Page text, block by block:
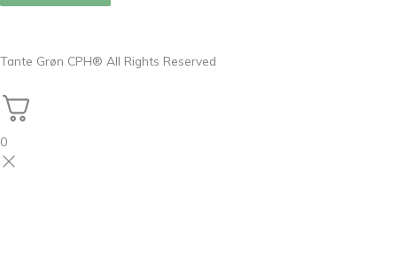
Tante Grøn CPH® All Rights Reserved
0